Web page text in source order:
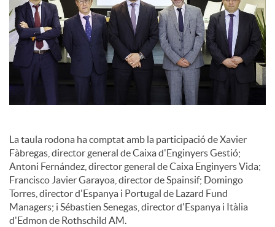
La taula rodona ha comptat amb la participació de Xavier
Fàbregas, director general de Caixa d'Enginyers Gestió;
Antoni Fernández, director general de Caixa Enginyers Vida;
Francisco Javier Garayoa, director de Spainsif; Domingo
Torres, director d'Espanya i Portugal de Lazard Fund
Managers; i Sébastien Senegas, director d'Espanya i Itàlia
d'Edmon de Rothschild AM.